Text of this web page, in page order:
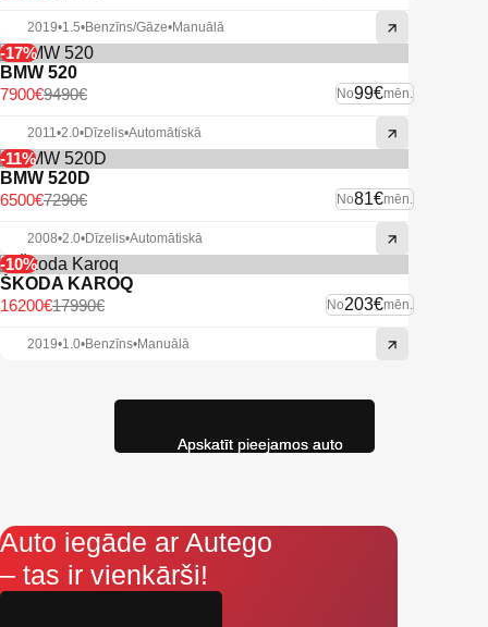
2019•1.5•Benzīns/Gāze•Manuālā
-17%
BMW 520
No99€mēn.
9490€
7900€
2011•2.0•Dīzelis•Automātiskā
-11%
BMW 520D
No81€mēn.
7290€
6500€
2008•2.0•Dīzelis•Automātiskā
-10%
ŠKODA KAROQ
No203€mēn.
17990€
16200€
2019•1.0•Benzīns•Manuālā
Auto iegāde ar Autego
– tas ir vienkārši!